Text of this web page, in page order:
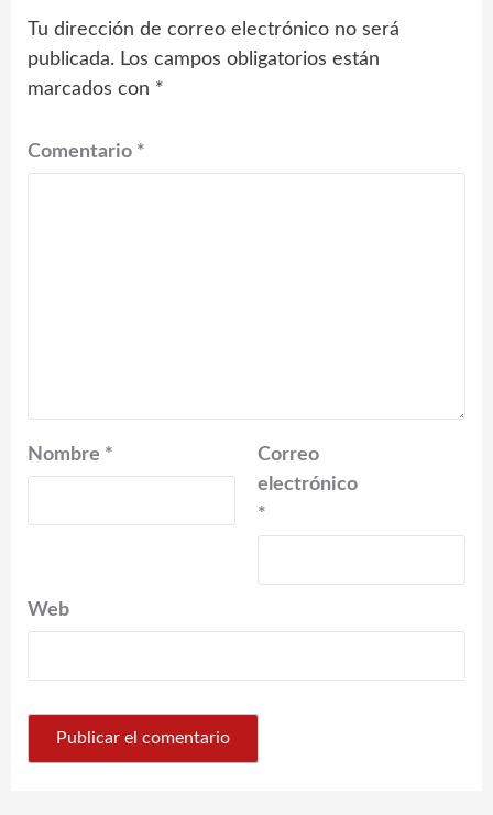
Tu dirección de correo electrónico no será
publicada. Los campos obligatorios están
marcados con *
Comentario *
Nombre *
Correo
electrónico
*
Web